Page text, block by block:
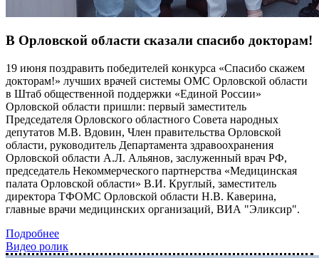
В Орловской области сказали спасибо докторам!
19 июня поздравить победителей конкурса «Спасибо скажем
докторам!» лучших врачей системы ОМС Орловской области
в Штаб общественной поддержки «Единой России»
Орловской области пришли: первый заместитель
Председателя Орловского областного Совета народных
депутатов М.В. Вдовин, Член правительства Орловской
области, руководитель Департамента здравоохранения
Орловской области А.Л. Альянов, заслуженный врач РФ,
председатель Некоммерческого партнерства «Медицинская
палата Орловской области» В.И. Круглый, заместитель
директора ТФОМС Орловской области Н.В. Каверина,
главные врачи медицинских организаций, ВИА "Эликсир".
Подробнее
Видео ролик